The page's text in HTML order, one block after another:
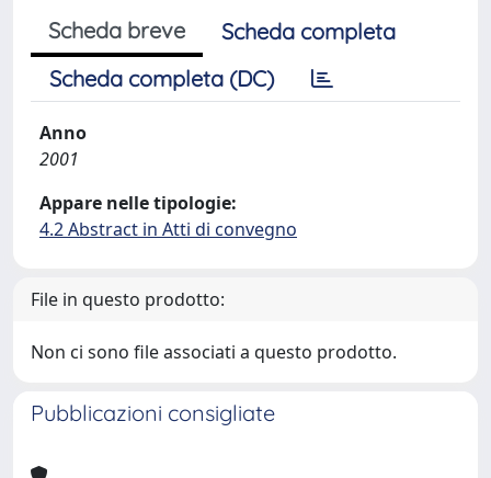
Scheda breve
Scheda completa
Scheda completa (DC)
Anno
2001
Appare nelle tipologie:
4.2 Abstract in Atti di convegno
File in questo prodotto:
Non ci sono file associati a questo prodotto.
Pubblicazioni consigliate